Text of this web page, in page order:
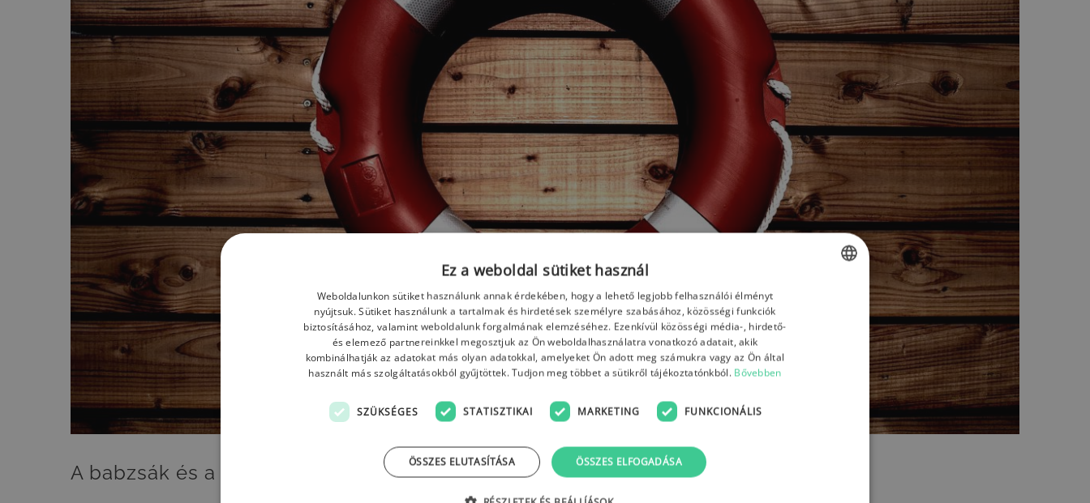
A babzsák és a VR szemüveg mellett nálatok van pszichológiai biztonság is?
Ez a weboldal sütiket használ
Weboldalunkon sütiket használunk annak érdekében, hogy a lehető legjobb felhasználói élményt
nyújtsuk. Sütiket használunk a tartalmak és hirdetések személyre szabásához, közösségi funkciók
biztosításához, valamint weboldalunk forgalmának elemzéséhez. Ezenkívül közösségi média-, hirdető-
és elemező partnereinkkel megosztjuk az Ön weboldalhasználatra vonatkozó adatait, akik
kombinálhatják az adatokat más olyan adatokkal, amelyeket Ön adott meg számukra vagy az Ön által
használt más szolgáltatásokból gyűjtöttek. Tudjon meg többet a sütikről tájékoztatónkból. Bővebben
SZÜKSÉGES STATISZTIKAI MARKETING FUNKCIONÁLIS
ÖSSZES ELFOGADÁSA
ÖSSZES ELUTASÍTÁSA